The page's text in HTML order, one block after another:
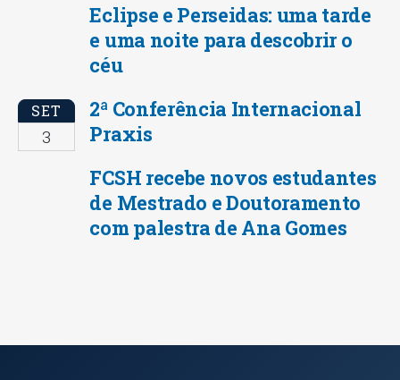
Eclipse e Perseidas: uma tarde
e uma noite para descobrir o
céu
SET
3
2ª Conferência Internacional
Praxis
FCSH recebe novos estudantes
de Mestrado e Doutoramento
com palestra de Ana Gomes